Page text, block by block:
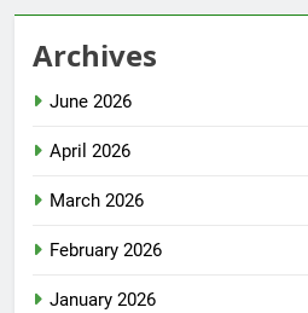
Archives
June 2026
April 2026
March 2026
February 2026
January 2026